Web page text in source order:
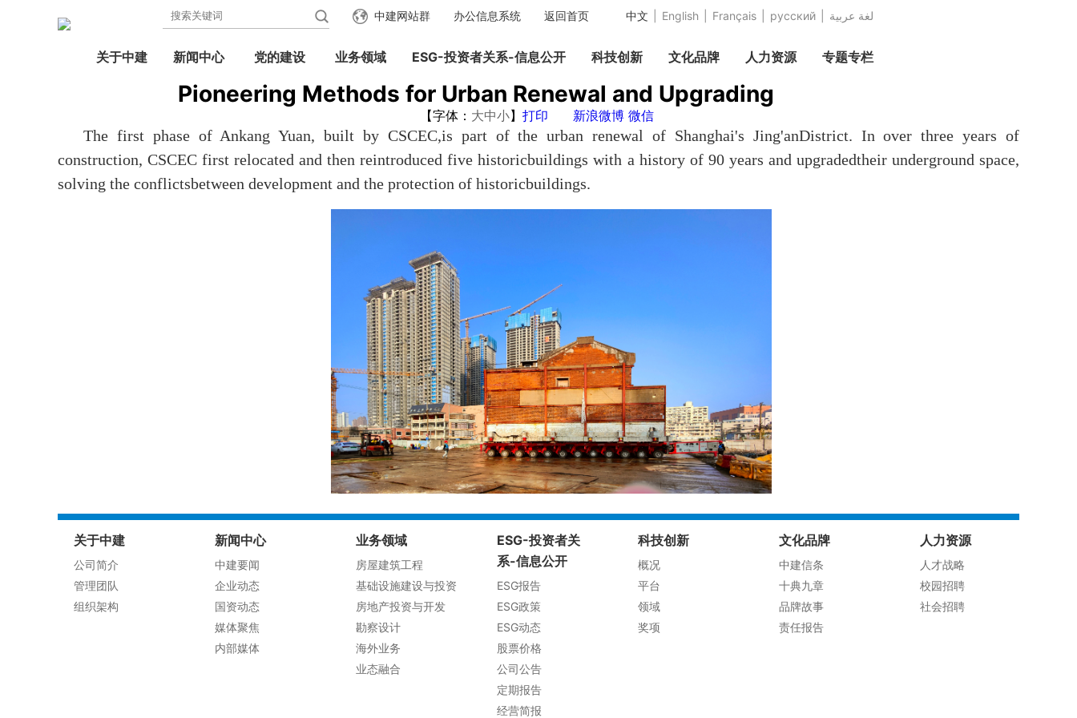
中文 English Français русский عربية‎ لغة 返回首页
办公信息系统
中建网站群
关于中建 新闻中心 党的建设 业务领域 ESG-投资者关系-信息公开 科技创新 文化品牌 人力资源 专题专栏
Pioneering Methods for Urban Renewal and Upgrading
【字体： 大中小】 打印 新浪微博 微信
The first phase of Ankang Yuan, built by CSCEC,is part of the urban renewal of Shanghai's Jing'anDistrict. In over three years of
construction, CSCEC first relocated and then reintroduced five historicbuildings with a history of 90 years and upgradedtheir underground space,
solving the conflictsbetween development and the protection of historicbuildings.
关于中建
公司简介
管理团队
组织架构
新闻中心
中建要闻
企业动态
国资动态
媒体聚焦
内部媒体
业务领域
房屋建筑工程
基础设施建设与投资
房地产投资与开发
勘察设计
海外业务
业态融合
ESG-投资者关
系-信息公开
ESG报告
ESG政策
ESG动态
股票价格
公司公告
定期报告
经营简报
科技创新
概况
平台
领域
奖项
文化品牌
中建信条
十典九章
品牌故事
责任报告
人力资源
人才战略
校园招聘
社会招聘